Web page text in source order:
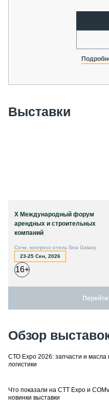
Выставки
X Международный форум
арендных и строительных
компаний
Сочи, конгресс-отель Sea Galaxy
23-25 Сен, 2026
16+
Обзор
СТО Expo 2026: запчасти и масла
логистики
Что показали на CTT Expo и
новинки выставки